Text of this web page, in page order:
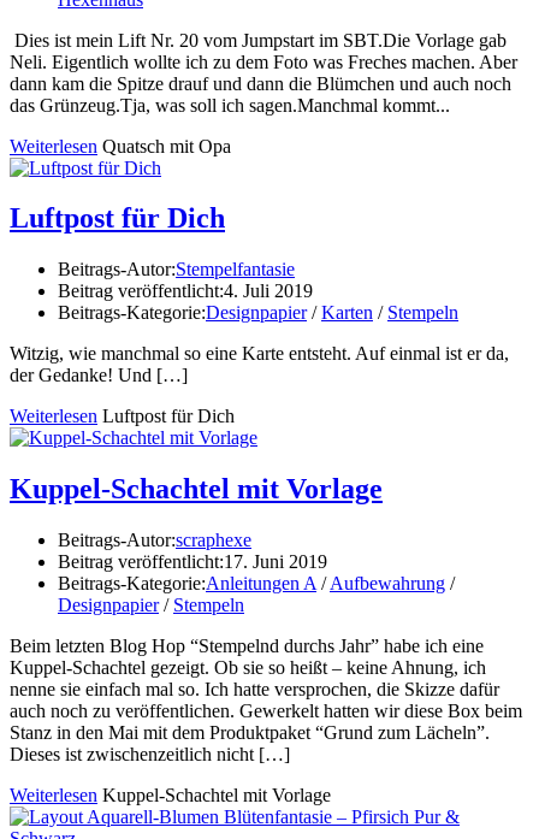
Dies ist mein Lift Nr. 20 vom Jumpstart im SBT.Die Vorlage gab
Neli. Eigentlich wollte ich zu dem Foto was Freches machen. Aber
dann kam die Spitze drauf und dann die Blümchen und auch noch
das Grünzeug.Tja, was soll ich sagen.Manchmal kommt...
Weiterlesen Quatsch mit Opa
Luftpost für Dich
Beitrags-Autor:Stempelfantasie
Beitrag veröffentlicht:4. Juli 2019
Beitrags-Kategorie:Designpapier / Karten / Stempeln
Witzig, wie manchmal so eine Karte entsteht. Auf einmal ist er da,
der Gedanke! Und […]
Weiterlesen Luftpost für Dich
Kuppel-Schachtel mit Vorlage
Beitrags-Autor:scraphexe
Beitrag veröffentlicht:17. Juni 2019
Beitrags-Kategorie:Anleitungen A / Aufbewahrung /
Designpapier / Stempeln
Beim letzten Blog Hop “Stempelnd durchs Jahr” habe ich eine
Kuppel-Schachtel gezeigt. Ob sie so heißt – keine Ahnung, ich
nenne sie einfach mal so. Ich hatte versprochen, die Skizze dafür
auch noch zu veröffentlichen. Gewerkelt hatten wir diese Box beim
Stanz in den Mai mit dem Produktpaket “Grund zum Lächeln”.
Dieses ist zwischenzeitlich nicht […]
Weiterlesen Kuppel-Schachtel mit Vorlage